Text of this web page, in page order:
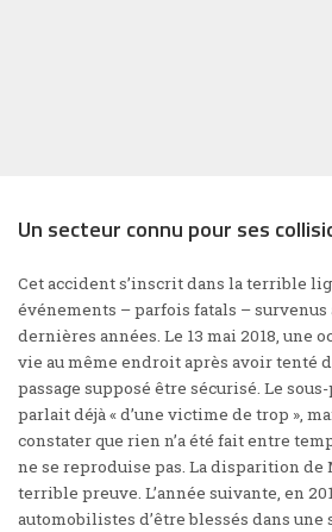
Un secteur connu pour ses
Cet accident s’inscrit dans la terrible
événements – parfois fatals – survenus
dernières années. Le 13 mai 2018, une
vie au même endroit après avoir tenté
passage supposé être sécurisé. Le
parlait déjà «d’une victime de trop »,
constater que rien n’a été fait entre
ne se reproduise pas. La disparition de
terrible preuve. L’année suivante, en
automobilistes d’être blessés dans une